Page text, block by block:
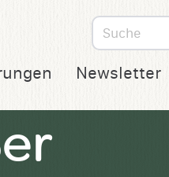
Suche
nach
Newsletter